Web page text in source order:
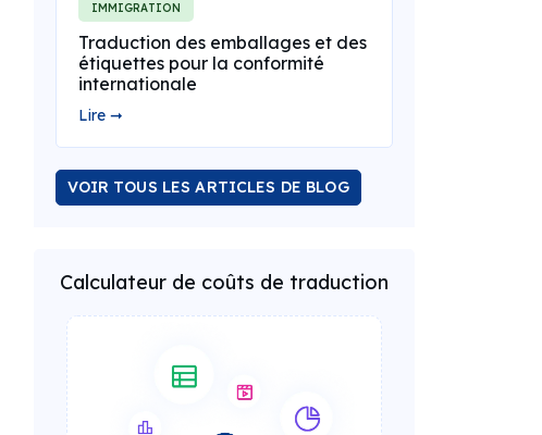
IMMIGRATION
Traduction des emballages et des
étiquettes pour la conformité
internationale
Lire ➞
VOIR TOUS LES ARTICLES DE BLOG
Calculateur de coûts de traduction